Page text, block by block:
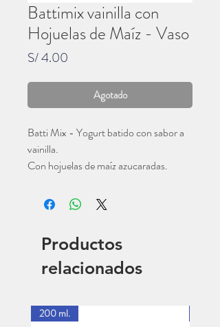
Battimix vainilla con
Hojuelas de Maíz - Vaso
S/ 4.00
Agotado
Batti Mix - Yogurt batido con sabor a
vainilla.
Con hojuelas de maíz azucaradas.
Gloria
Productos
relacionados
200 ml.